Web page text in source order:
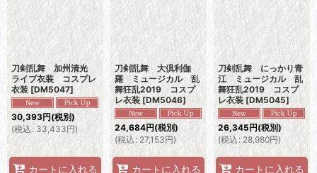
刀剣乱舞 加州清光
ライブ衣装 コスプレ
衣装 [DM5047]
30,393円(税別)
(税込 : 33,433円)
カートに入れる
刀剣乱舞 大倶利伽
羅 ミュージカル 乱
舞狂乱2019 コスプ
レ衣装 [DM5046]
24,684円(税別)
(税込: 27,153円)
カートに入れる
刀剣乱舞 にっかり青
江 ミュージカル 乱
舞狂乱2019 コスプ
レ衣装 [DM5045]
26,345円(税別)
(税込: 28,980円)
カートに入れる